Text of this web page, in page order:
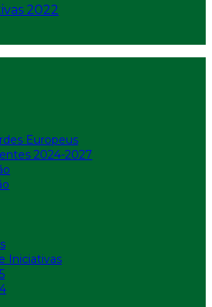
2022
Europeus
2024-2027
Iniciativas